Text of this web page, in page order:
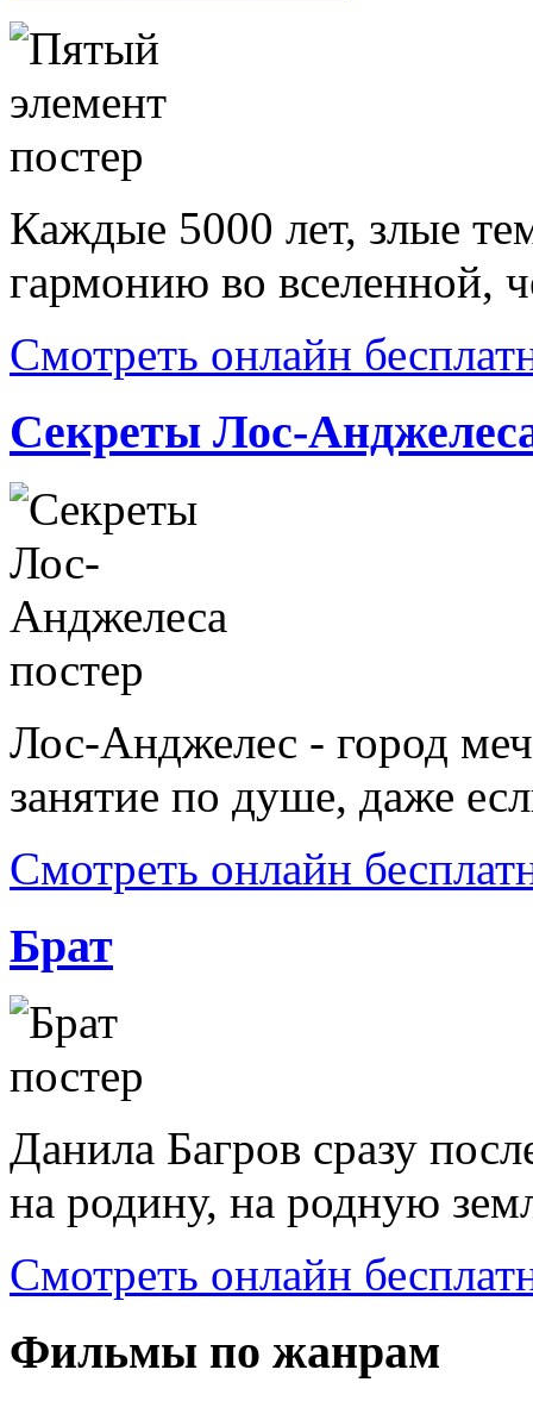
Каждые 5000 лет, злые
гармонию во вселенной,
Смотреть онлайн
Секреты Лос-
Лос-Анджелес - город
занятие по душе, даже
Смотреть онлайн
Брат
Данила Багров сразу
на родину, на родную
Смотреть онлайн
Фильмы по жанрам